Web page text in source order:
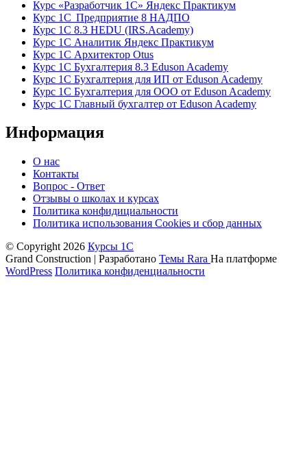
Курс «Разработчик 1С» Яндекс Практикум
Курс 1С Предприятие 8 НАДПО
Курс 1С 8.3 HEDU (IRS.Academy)
Курс 1С Аналитик Яндекс Практикум
Курс 1С Архитектор Otus
Курс 1С Бухгалтерия 8.3 Eduson Academy
Курс 1С Бухгалтерия для ИП от Eduson Academy
Курс 1С Бухгалтерия для ООО от Eduson Academy
Курс 1С Главный бухгалтер от Eduson Academy
Информация
О нас
Контакты
Вопрос - Ответ
Отзывы о школах и курсах
Политика конфидициальности
Политика использования Cookies и сбор данных
© Copyright 2026 Курсы 1С
Grand Construction | Разработано Темы Rara На платформе
WordPress Политика конфиденциальности